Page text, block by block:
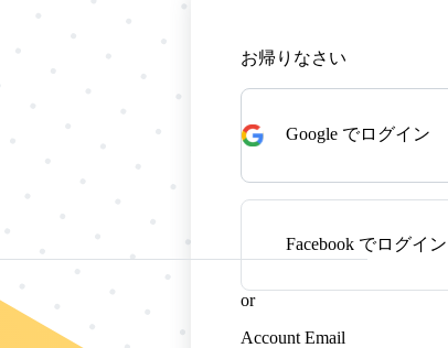
お帰りなさい
Google でログイン
Facebook でログイン
or
Account Email